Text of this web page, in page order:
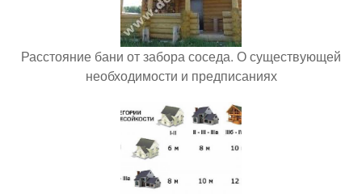
Расстояние бани от забора соседа. О существующей
необходимости и предписаниях